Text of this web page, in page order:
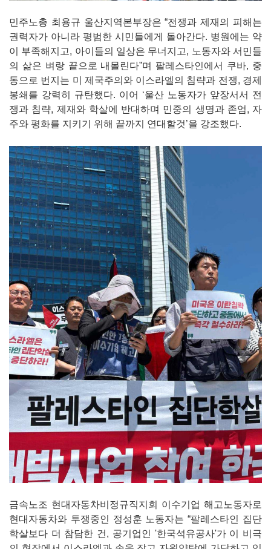
민주노총 최용규 울산지역본부장은 “전쟁과 제재의 피해는
권력자가 아니라 평범한 시민들에게 돌아간다. 병원에는 약
이 부족해지고, 아이들의 일상은 무너지고, 노동자와 서민들
의 삶은 벼랑 끝으로 내몰린다”며 팔레스타인에서 쿠바, 중
동으로 번지는 미 제국주의와 이스라엘의 침략과 전쟁, 경제
봉쇄를 강력히 규탄했다. 이어 ‘울산 노동자가 앞장서서 전
쟁과 침략, 제재와 학살에 반대하며 민중의 생명과 존엄, 자
주와 평화를 지키기 위해 끝까지 연대할것’을 강조했다.
금속노조 현대자동차비정규직지회 이수기업 해고노동자로
현대자동차와 투쟁중인 정성훈 노동자는 “팔레스타인 집단
학살보다 더 참담한 건, 공기업인 '한국석유공사'가 이 비극